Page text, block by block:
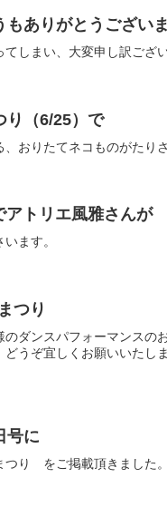
ありがとうございま
しまい、大変申し訳ござ
り（6/25）で
おりたてネコものがたりさ
トリエ風雅さんが
ます。
つり
ダンスパフォーマンスの
どうぞ宜しくお願いいた
号に
つり をご掲載頂きました